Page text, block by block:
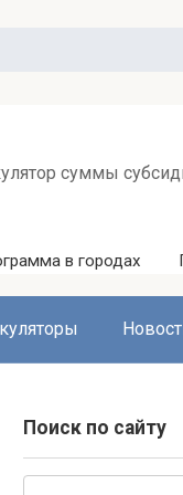
суммы
в городах
Поиск по сайту